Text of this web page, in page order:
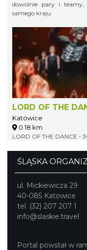
dowolnie pary i teamy,
samego kraju.
LORD OF THE
Katowice
0.18 km
LORD OF THE DANCE -
ŚLĄSKA
ul. Mickiewicza 29
40-085 Katowice
tel. (32) 207 207 1
info@slaskie.travel
Portal powstał w